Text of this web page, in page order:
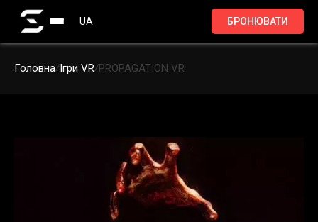
UA БРОНЮВАТИ
Головна/Ігри VR/PROPAGATION VR